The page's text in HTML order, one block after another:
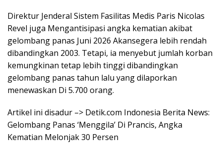
Direktur Jenderal Sistem Fasilitas Medis Paris Nicolas
Revel juga Mengantisipasi angka kematian akibat
gelombang panas Juni 2026 Akansegera lebih rendah
dibandingkan 2003. Tetapi, ia menyebut jumlah korban
kemungkinan tetap lebih tinggi dibandingkan
gelombang panas tahun lalu yang dilaporkan
menewaskan Di 5.700 orang.
Artikel ini disadur –> Detik.com Indonesia Berita News:
Gelombang Panas ‘Menggila’ Di Prancis, Angka
Kematian Melonjak 30 Persen